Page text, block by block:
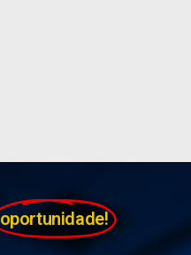
oportunidade!